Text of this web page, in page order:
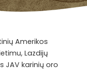
Amerikos
Lazdijų
JAV karinių oro